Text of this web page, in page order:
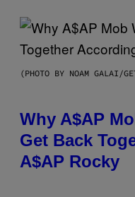
(PHOTO BY NOAM GALAI/
Why A$AP
Get Back
A$AP Rocky